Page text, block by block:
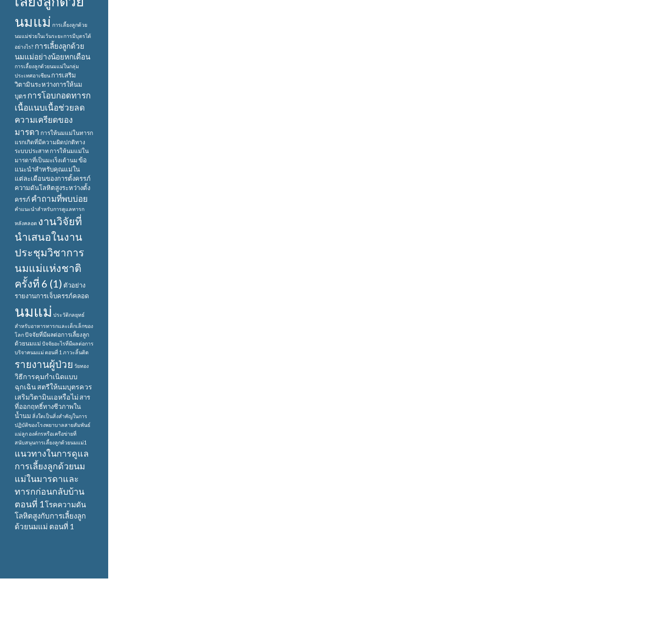
นมแม่ การเลี้ยงลูกด้วย
นมแม่ช่วยในเว้นระยะการมีบุตรได้
อย่างไร? การเลี้ยงลูกด้วย
นมแม่อย่างน้อยหกเดือน
การเลี้ยงลูกด้วยนมแม่ในกลุ่ม
ประเทศอาเซียน การเสริม
วิตามินระหว่างการให้นม
บุตรการโอบกอดทารก
เนื้อแนบเนื้อช่วยลด
ความเครียดของ
มารดา การให้นมแม่ในทารก
แรกเกิดที่มีความผิดปกติทาง
ระบบประสาท การให้นมแม่ใน
มารดาที่เป็นมะเร็งเต้านม ข้อ
แนะนำสำหรับคุณแม่ใน
แต่ละเดือนของการตั้งครรภ์
ความดันโลหิตสูงระหว่างตั้ง
ครรภ์ คำถามที่พบบ่อย
คำแนะนำสำหรับการดูแลทารก
หลังคลอด งานวิจัยที่
นำเสนอในงาน
ประชุมวิชาการ
นมแม่แห่งชาติ
ครั้งที่ 6 (1) ตัวอย่าง
รายงานการเจ็บครรภ์คลอด
นมแม่ ประวัติกลยุทธ์
สำหรับอาหารทารกและเด็กเล็กของ
โลกปัจจัยที่มีผลต่อการเลี้ยงลูก
ด้วยนมแม่ ปัจจัยอะไรที่มีผลต่อการ
บริจาคนมแม่ ตอนที่ 1 ภาวะลิ้นติด
รายงานผู้ป่วย วัยทอง
วิธีการคุมกำเนิดแบบ
ฉุกเฉินสตรีให้นมบุตรควร
เสริมวิตามินเอหรือไม่ สาร
ที่ออกฤทธิ์ทางชีวภาพใน
น้ำนม สิ่งใดเป็นสิ่งสำคัญในการ
ปฏิบัติของโรงพยาบาลสายสัมพันธ์
แม่ลูก องค์กรหรือเครือข่ายที่
สนับสนุนการเลี้ยงลูกด้วยนมแม่1
แนวทางในการดูแล
การเลี้ยงลูกด้วยนม
แม่ในมารดาและ
ทารกก่อนกลับบ้าน
ตอนที่ 1โรคความดัน
โลหิตสูงกับการเลี้ยงลูก
ด้วยนมแม่ ตอนที่ 1